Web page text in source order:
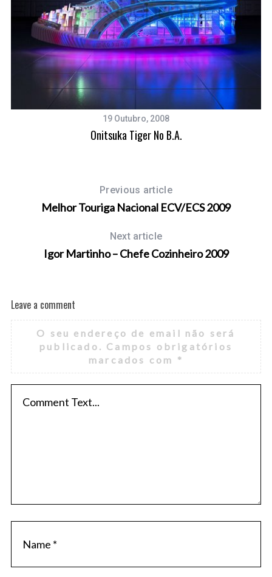
19 Outubro, 2008
Onitsuka Tiger No B.A.
Previous article
Melhor Touriga Nacional ECV/ECS 2009
Next article
Igor Martinho – Chefe Cozinheiro 2009
Leave a comment
O seu endereço de email não será
publicado. Campos obrigatórios
marcados com *